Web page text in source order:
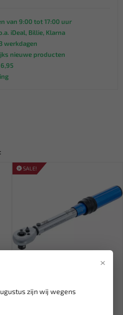
×
zijn wij wegens
van 9:00 tot 17:00 uur
iDeal, Billie, Klarna
werkdagen
nieuwe producten
SALE!
mm 5-25 Nm 2841